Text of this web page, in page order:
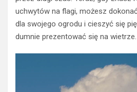
uchwytów na flagi, możesz
dla swojego ogrodu i cieszyć się
dumnie prezentować się na wietrze.